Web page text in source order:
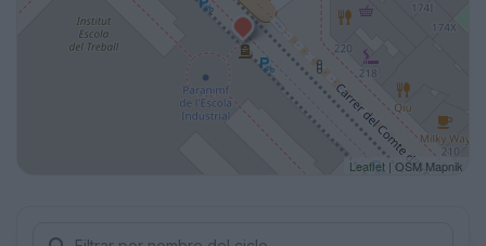
Leaflet | OSM Mapnik